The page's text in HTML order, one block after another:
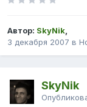
Автор: SkyNik,
3 декабря 2007 в
SkyNik